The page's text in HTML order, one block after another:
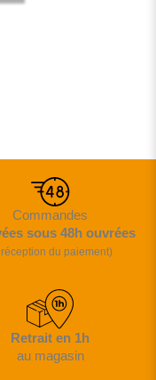
Commandes
sous 48h ouvrées
du paiement)
Retrait en 1h
au magasin